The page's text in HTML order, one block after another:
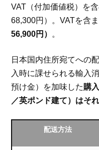
VAT（付加価値税）を
68,300円）。VATを含
56,900円） 。
日本国内住所宛てへの
入時に課せられる輸入
預け金）を加味した購
／英ポンド建て）はそ
配送方法